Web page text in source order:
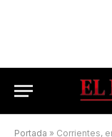
Portada » Corrientes,